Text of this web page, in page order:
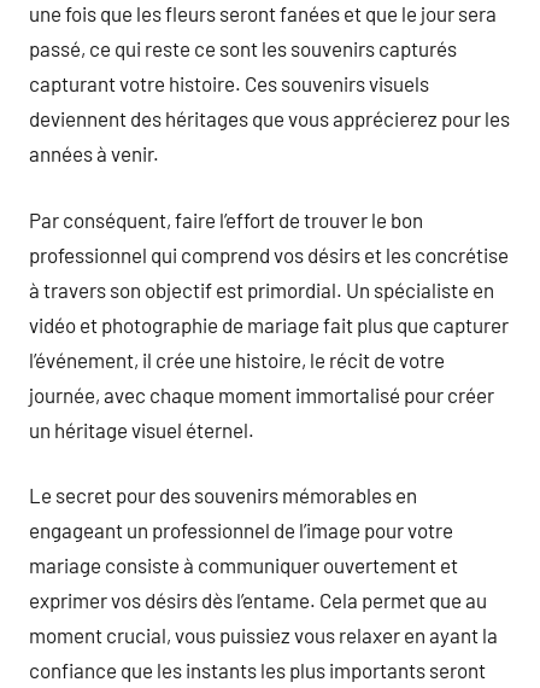
une fois que les fleurs seront fanées et que le jour sera
passé, ce qui reste ce sont les souvenirs capturés
capturant votre histoire. Ces souvenirs visuels
deviennent des héritages que vous apprécierez pour les
années à venir.
Par conséquent, faire l’effort de trouver le bon
professionnel qui comprend vos désirs et les concrétise
à travers son objectif est primordial. Un spécialiste en
vidéo et photographie de mariage fait plus que capturer
l’événement, il crée une histoire, le récit de votre
journée, avec chaque moment immortalisé pour créer
un héritage visuel éternel.
Le secret pour des souvenirs mémorables en
engageant un professionnel de l’image pour votre
mariage consiste à communiquer ouvertement et
exprimer vos désirs dès l’entame. Cela permet que au
moment crucial, vous puissiez vous relaxer en ayant la
confiance que les instants les plus importants seront